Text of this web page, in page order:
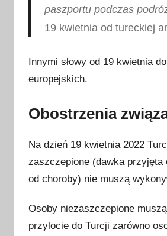
paszportu podczas
19 kwietnia od tureckiej
Innymi słowy od 19 kwietnia
europejskich.
Obostrzenia
Na dzień 19 kwietnia 2022
zaszczepione (dawka
od choroby) nie muszą
Osoby niezaszczepione
przylocie do Turcji zarówno